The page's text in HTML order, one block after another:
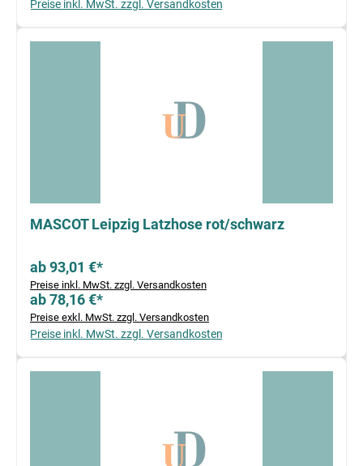
Preise inkl. MwSt. zzgl. Versandkosten
MASCOT Leipzig Latzhose rot/schwarz
ab 93,01 €*
Preise inkl. MwSt. zzgl. Versandkosten
ab 78,16 €*
Preise exkl. MwSt. zzgl. Versandkosten
Preise inkl. MwSt. zzgl. Versandkosten